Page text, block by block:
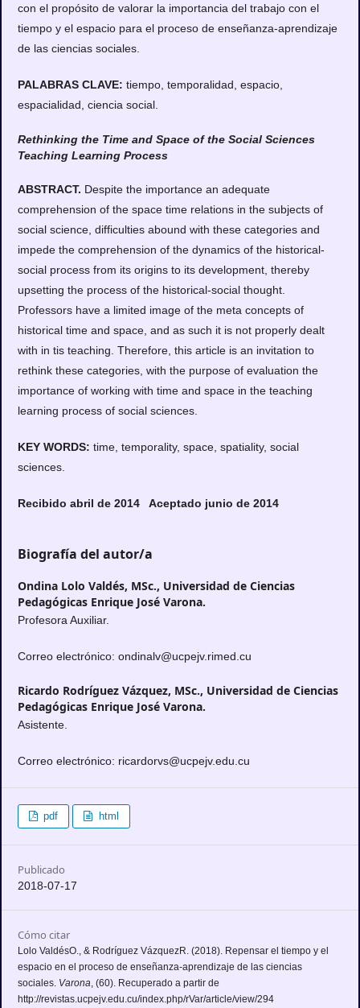
con el propósito de valorar la importancia del trabajo con el
tiempo y el espacio para el proceso de enseñanza-aprendizaje
de las ciencias sociales.
PALABRAS CLAVE: tiempo, temporalidad, espacio,
espacialidad, ciencia social.
Rethinking the Time and Space of the Social Sciences
Teaching Learning Process
ABSTRACT. Despite the importance an adequate
comprehension of the space time relations in the subjects of
social science, difficulties abound with these categories and
impede the comprehension of the dynamics of the historical-
social process from its origins to its development, thereby
upsetting the process of the historical-social thought.
Professors have a limited image of the meta concepts of
historical time and space, and as such it is not properly dealt
with in tis teaching. Therefore, this article is an invitation to
rethink these categories, with the purpose of evaluation the
importance of working with time and space in the teaching
learning process of social sciences.
KEY WORDS: time, temporality, space, spatiality, social
sciences.
Recibido abril de 2014 Aceptado junio de 2014
Biografía del autor/a
Ondina Lolo Valdés, MSc., Universidad de Ciencias
Pedagógicas Enrique José Varona.
Profesora Auxiliar.
Correo electrónico: ondinalv@ucpejv.rimed.cu
Ricardo Rodríguez Vázquez, MSc., Universidad de Ciencias
Pedagógicas Enrique José Varona.
Asistente.
Correo electrónico: ricardorvs@ucpejv.edu.cu
pdf html
Publicado
2018-07-17
Cómo citar
Lolo ValdésO., & Rodríguez VázquezR. (2018). Repensar el tiempo y el
espacio en el proceso de enseñanza-aprendizaje de las ciencias
sociales. Varona, (60). Recuperado a partir de
http://revistas.ucpejv.edu.cu/index.php/rVar/article/view/294